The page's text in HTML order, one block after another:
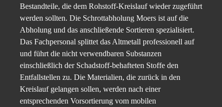
Bestandteile, die dem Rohstoff-Kreislauf wieder zugeführt
werden sollten. Die Schrottabholung Moers ist auf die
Abholung und das anschließende Sortieren spezialisiert.
Das Fachpersonal splittet das Altmetall professionell auf
und führt die nicht verwendbaren Substanzen
einschließlich der Schadstoff-behafteten Stoffe den
Entfallstellen zu. Die Materialien, die zurück in den
Kreislauf gelangen sollen, werden nach einer
entsprechenden Vorsortierung vom mobilen